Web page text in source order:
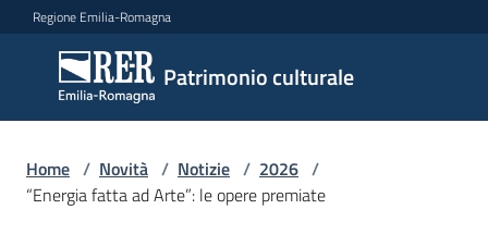
Vai al contenuto
Vai alla navigazione
Vai al footer
Regione Emilia-Romagna
Patrimonio culturale
Patrimonio
culturale
Argomenti
Home / Novità / Notizie / 2026 /
“Energia fatta ad Arte”: le opere premiate